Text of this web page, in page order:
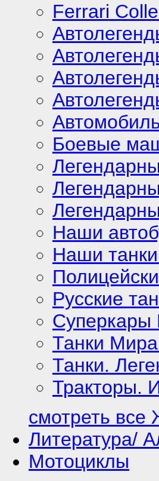
Ferrari
Боевые
Наши
Наши
Русские
Суперкары
Танки
Танки.
Тракторы.
смотреть
Литература/
Мотоциклы